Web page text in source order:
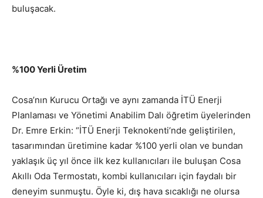
buluşacak.
%100 Yerli Üretim
Cosa’nın Kurucu Ortağı ve aynı zamanda İTÜ Enerji
Planlaması ve Yönetimi Anabilim Dalı öğretim üyelerinden
Dr. Emre Erkin: “İTÜ Enerji Teknokenti’nde geliştirilen,
tasarımından üretimine kadar %100 yerli olan ve bundan
yaklaşık üç yıl önce ilk kez kullanıcıları ile buluşan Cosa
Akıllı Oda Termostatı, kombi kullanıcıları için faydalı bir
deneyim sunmuştu. Öyle ki, dış hava sıcaklığı ne olursa